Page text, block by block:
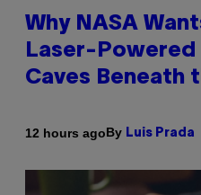
Why NASA
Laser-
Caves Beneath
12 hours agoBy Luis Prada